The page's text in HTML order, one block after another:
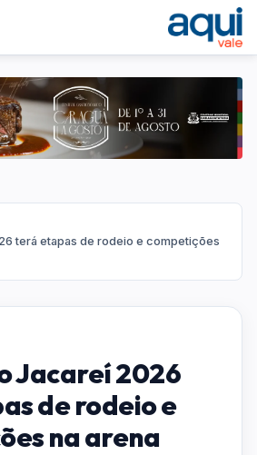
terá etapas de rodeio e competições
Jacareí 2026
de rodeio e
na arena